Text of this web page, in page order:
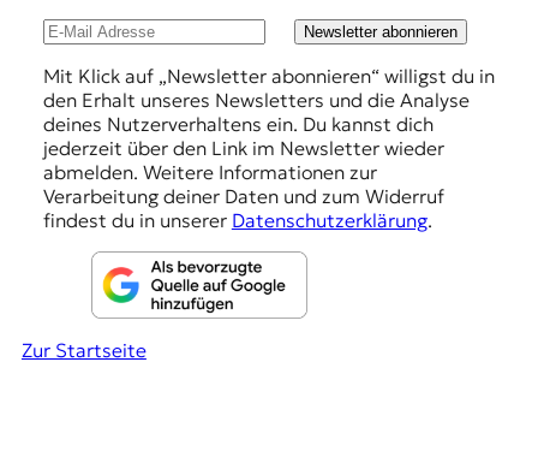
Newsletter abonnieren
Mit Klick auf „Newsletter abonnieren“ willigst du in
den Erhalt unseres Newsletters und die Analyse
deines Nutzerverhaltens ein. Du kannst dich
jederzeit über den Link im Newsletter wieder
abmelden. Weitere Informationen zur
Verarbeitung deiner Daten und zum Widerruf
findest du in unserer Datenschutzerklärung.
Zur Startseite